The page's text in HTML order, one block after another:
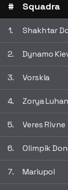
# Squadra
1. Shakhtar
2. Dynamo
3. Vorskla
4. Zorya
5. Veres Rivne
6. Olimpik
7. Mariupol